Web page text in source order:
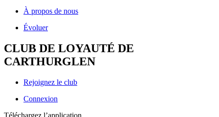
À propos de nous
Évoluer
CLUB DE LOYAUTÉ DE
CARTHURGLEN
Rejoignez le club
Connexion